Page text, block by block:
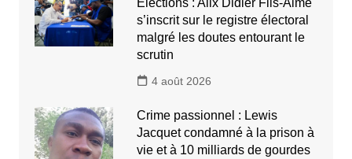
s’inscrit sur le registre électoral
malgré les doutes entourant le
scrutin
4 août 2026
Crime passionnel : Lewis
Jacquet condamné à la prison à
vie et à 10 milliards de gourdes